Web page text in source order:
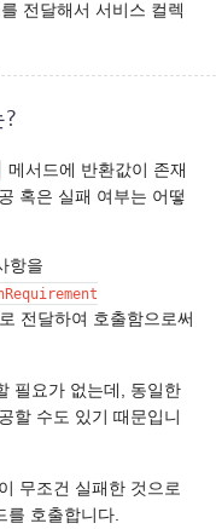
전달해서 서비스 컬렉
메서드에 반환값이 존재
혹은 실패 여부는 어떻
항을
전달하여 호출함으로써
필요가 없는데, 동일한
할 수도 있기 때문입니
무조건 실패한 것으로
를 호출합니다.